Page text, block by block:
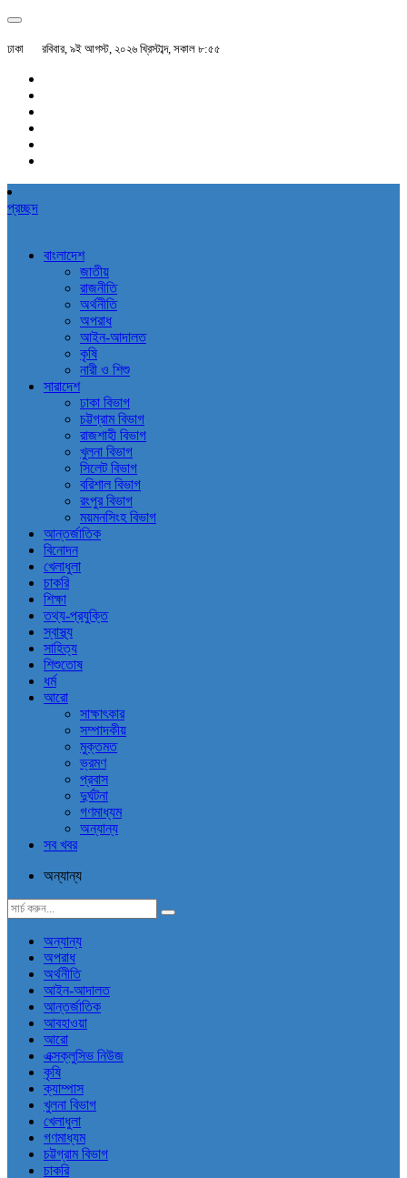
ঢাকা রবিবার, ৯ই আগস্ট, ২০২৬ খ্রিস্টাব্দ, সকাল ৮:৫৫
প্রচ্ছদ
বাংলাদেশ
জাতীয়
রাজনীতি
অর্থনীতি
অপরাধ
আইন-আদালত
কৃষি
নারী ও শিশু
সারাদেশ
ঢাকা বিভাগ
চট্টগ্রাম বিভাগ
রাজশাহী বিভাগ
খুলনা বিভাগ
সিলেট বিভাগ
বরিশাল বিভাগ
রংপুর বিভাগ
ময়মনসিংহ বিভাগ
আন্তর্জাতিক
বিনোদন
খেলাধুলা
চাকরি
শিক্ষা
তথ্য-প্রযুক্তি
স্বাস্থ্য
সাহিত্য
শিশুতোষ
ধর্ম
আরো
সাক্ষাৎকার
সম্পাদকীয়
মুক্তমত
ভ্রমণ
প্রবাস
দুর্ঘটনা
গণমাধ্যম
অন্যান্য
সব খবর
অন্যান্য
অন্যান্য
অপরাধ
অর্থনীতি
আইন-আদালত
আন্তর্জাতিক
আবহাওয়া
আরো
এক্সক্লুসিভ নিউজ
কৃষি
ক্যাম্পাস
খুলনা বিভাগ
খেলাধুলা
গণমাধ্যম
চট্টগ্রাম বিভাগ
চাকরি